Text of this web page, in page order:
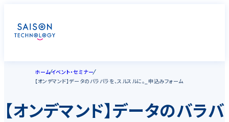
ホームイベント・セミナー
【オンデマンド】データのバラバラを、スルスルに。_申込みフォーム
【オンデマンド】データのバラバ